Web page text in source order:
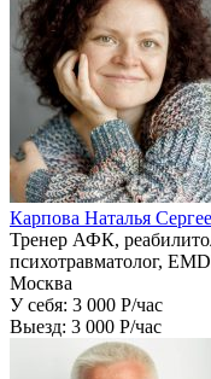
Карпова Наталья
Тренер АФК,
психотравматолог,
Москва
У себя: 3 000 P/час
Выезд: 3 000 P/час